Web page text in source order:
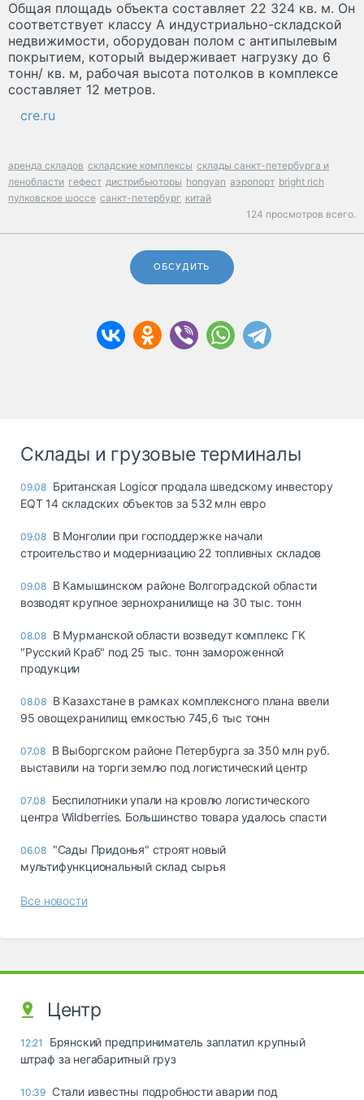
Общая площадь объекта составляет 22 324 кв. м. Он
соответствует классу А индустриально-складской
недвижимости, оборудован полом с антипылевым
покрытием, который выдерживает нагрузку до 6
тонн/ кв. м, рабочая высота потолков в комплексе
составляет 12 метров.
cre.ru
аренда складов складские комплексы склады санкт-петербурга и
ленобласти гефест дистрибьюторы hongyan аэропорт bright rich
пулковское шоссе санкт-петербург китай
124 просмотров всего.
ОБСУДИТЬ
Склады и грузовые терминалы
09.08 Британская Logicor продала шведскому инвестору
EQT 14 складских объектов за 532 млн евро
09.08 В Монголии при господдержке начали
строительство и модернизацию 22 топливных складов
09.08 В Камышинском районе Волгоградской области
возводят крупное зернохранилище на 30 тыс. тонн
08.08 В Мурманской области возведут комплекс ГК
"Русский Краб" под 25 тыс. тонн замороженной
продукции
08.08 В Казахстане в рамках комплексного плана ввели
95 овощехранилищ емкостью 745,6 тыс тонн
07.08 В Выборгском районе Петербурга за 350 млн руб.
выставили на торги землю под логистический центр
07.08 Беспилотники упали на кровлю логистического
центра Wildberries. Большинство товара удалось спасти
06.08 "Сады Придонья" строят новый
мультифункциональный склад сырья
Все новости
Центр
12:21
Брянский предприниматель заплатил крупный
штраф за негабаритный груз
10:39 Стали известны подробности аварии под